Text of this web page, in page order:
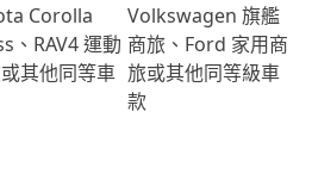
Corolla
、RAV4 運動
其他同等車
Volkswagen 旗艦
商旅、Ford 家用商
旅或其他同等級車
款